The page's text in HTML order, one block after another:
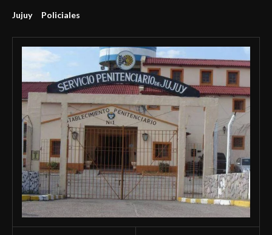
Jujuy Policiales